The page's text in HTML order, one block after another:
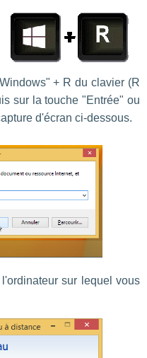
+ R du clavier (R
sur la touche "Entrée" ou
d'écran ci-dessous.
sur lequel vous